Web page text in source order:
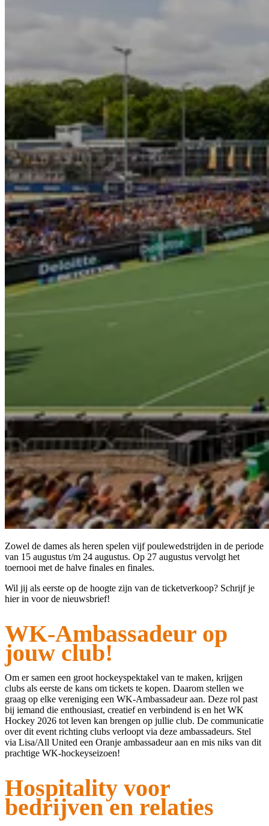
Zowel de dames als heren spelen vijf poulewedstrijden in de periode
van 15 augustus t/m 24 augustus. Op 27 augustus vervolgt het
toernooi met de halve finales en finales.
Wil jij als eerste op de hoogte zijn van de ticketverkoop? Schrijf je
hier in voor de nieuwsbrief!
WK-Ambassadeur op
jouw club!
Om er samen een groot hockeyspektakel van te maken, krijgen
clubs als eerste de kans om tickets te kopen. Daarom stellen we
graag op elke vereniging een WK-Ambassadeur aan. Deze rol past
bij iemand die enthousiast, creatief en verbindend is en het WK
Hockey 2026 tot leven kan brengen op jullie club. De communicatie
over dit event richting clubs verloopt via deze ambassadeurs. Stel
via Lisa/All United een Oranje ambassadeur aan en mis niks van dit
prachtige WK-hockeyseizoen!
Hospitality voor
bedrijven en relaties